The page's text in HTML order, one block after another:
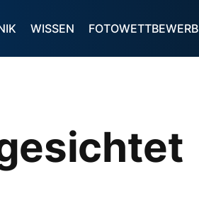
WISSEN FOTOWETTBEWERB